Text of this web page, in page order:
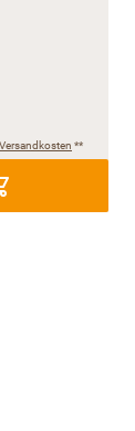
Versandkosten **